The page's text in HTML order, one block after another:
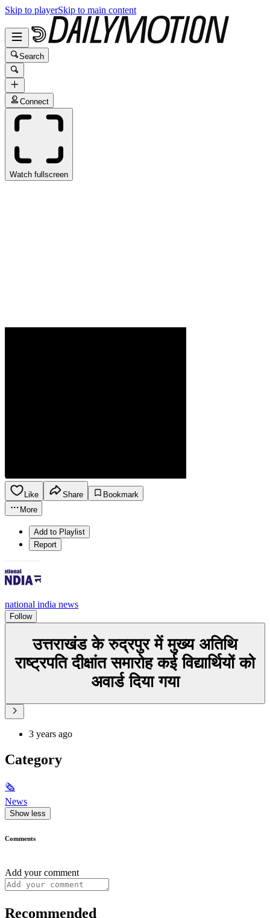
Skip to playerSkip to main content
Search
Connect
Watch fullscreen
Like Share
Bookmark
More
Add to Playlist
Report
national india news
Follow
उत्तराखंड के रुद्रपुर में मुख्य अतिथि
राष्ट्रपति दीक्षांत समारोह कई विद्यार्थियों को
अवार्ड दिया गया
3 years ago
Category
🗞
News
Show less
Comments
Add your comment
Recommended